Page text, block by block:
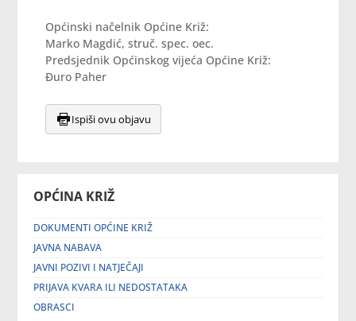
OPĆINA KRIŽ
DOKUMENTI OPĆINE KRIŽ
JAVNA NABAVA
JAVNI POZIVI I NATJEČAJI
PRIJAVA KVARA ILI NEDOSTATAKA
OBRASCI
Općinski načelnik Općine Križ:
Marko Magdić, struč. spec. oec.
Predsjednik Općinskog vijeća Općine Križ:
Đuro Paher
Ispiši ovu objavu